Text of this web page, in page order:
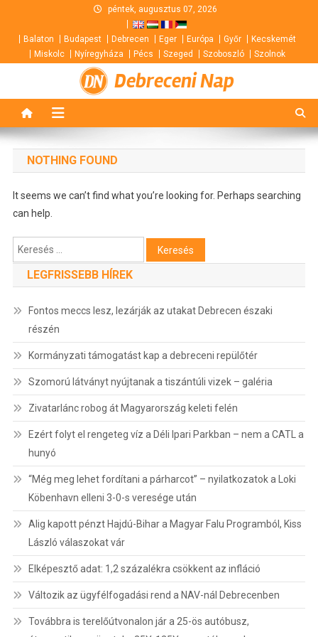
content
péntek, augusztus 07, 2026
Balaton Budapest Debrecen Eger Európa Győr
Kecskemét
Miskolc
Nyíregyháza Pécs Szeged Szoboszló Szolnok
Debreceni Nap
NOTHING FOUND
It seems we can’t find what you’re looking for. Perhaps searching
can help.
Keresés:
LEGFRISSEBB HÍREK
Fontos meccs lesz, lezárják az utakat Debrecen északi
részén
Kormányzati támogatást kap a debreceni repülőtér
Szomorú látványt nyújtanak a tiszántúli vizek – galéria
Zivatarlánc robog át Magyarország keleti felén
Ezért folyt el rengeteg víz a Déli Ipari Parkban – nem a CATL a
hunyó
“Még meg lehet fordítani a párharcot” – nyilatkozatok a Loki
Köbenhavn elleni 3-0-s veresége után
Alig kapott pénzt Hajdú-Bihar a Magyar Falu Programból, Kiss
László válaszokat vár
Elképesztő adat: 1,2 százalékra csökkent az infláció
Változik az ügyfélfogadási rend a NAV-nál Debrecenben
Továbbra is terelőútvonalon jár a 25-ös autóbusz,